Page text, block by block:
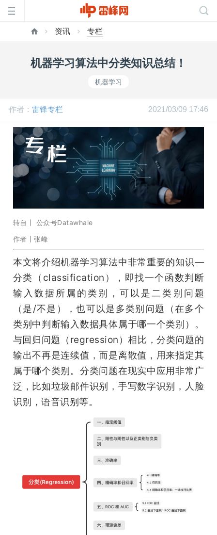
峰
网
开
课
活
动
中
GAIR
爱
资讯 专栏
机器学习算法中分类知识总结！
机器学习
作者： 雷锋专栏 2021/03/09 17:46
转自丨 公众号Datawhale
作者丨张峰
本文将介绍机器学习算法中非常重要的知识—
分类（classification），即找一个函数判断
输入数据所属的类别，可以是二类别问题
（是/不是），也可以是多类别问题（在多个
类别中判断输入数据具体属于哪一个类别）。
与回归问题（regression）相比，分类问题的
输出不再是连续值，而是离散值，用来指定其
属于哪个类别。分类问题在现实中应用非常广
泛，比如垃圾邮件识别，手写数字识别，人脸
识别，语音识别等。